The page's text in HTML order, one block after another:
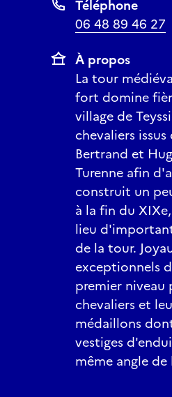
Téléphone
06 48 89 46 27
À propos
La tour
fort domine
village de
chevaliers
Bertrand et
Turenne afin
construit un
à la fin du
lieu
de la tour.
exceptionnels
premier niveau
chevaliers et
médaillons
vestiges
même angle